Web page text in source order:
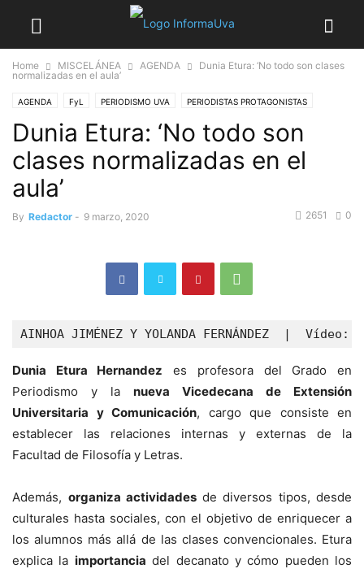
Home MISCELÁNEA AGENDA
Dunia Etura: ‘No todo son clases
normalizadas en el aula’
AGENDA FyL PERIODISMO UVA PERIODISTAS PROTAGONISTAS
PROFESORES
Dunia Etura: ‘No todo son
clases normalizadas en el
aula’
By Redactor - 9 marzo, 2020 0
2651
AINHOA JIMÉNEZ Y YOLANDA FERNÁNDEZ  |
Dunia Etura Hernandez es profesora del Grado en
Periodismo y la nueva Vicedecana de Extensión
Universitaria y Comunicación, cargo que consiste en
establecer las relaciones internas y externas de la
Facultad de Filosofía y Letras.
Además, organiza actividades de diversos tipos, desde
culturales hasta sociales, con el objetivo de enriquecer a
los alumnos más allá de las clases convencionales. Etura
explica la importancia del decanato y cómo pueden los